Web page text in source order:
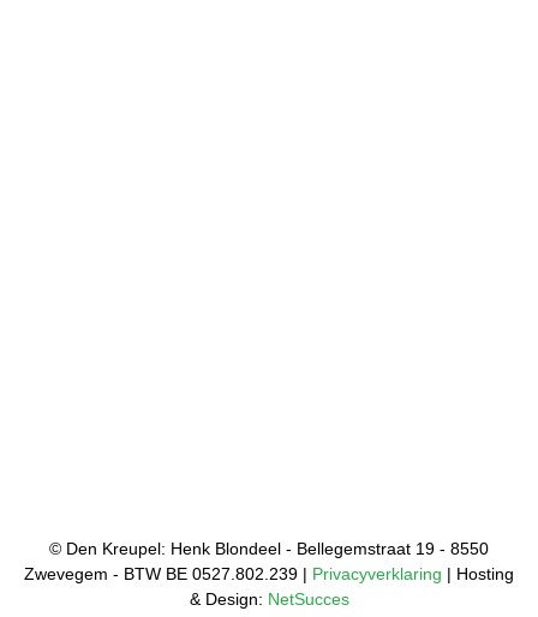
© Den Kreupel: Henk Blondeel - Bellegemstraat 19 - 8550
Zwevegem - BTW BE 0527.802.239 | Privacyverklaring | Hosting
& Design: NetSucces